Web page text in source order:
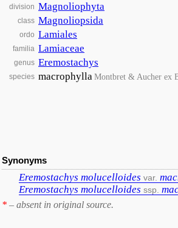
division Magnoliophyta
class Magnoliopsida
ordo Lamiales
familia Lamiaceae
genus Eremostachys
species macrophyllaMontbret & Aucher ex
Synonyms
Eremostachys molucelloides var.
Eremostachys molucelloides ssp.
* – absent in original source.